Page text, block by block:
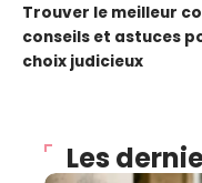
Trouver le meilleur
conseils et astuces
choix judicieux
Les